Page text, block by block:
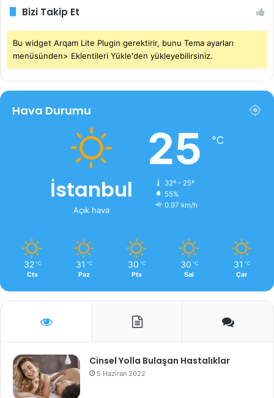
Bizi Takip Et
Bu widget Arqam Lite Plugin gerektirir, bunu Tema ayarları
menüsünden> Eklentileri Yükle'den yükleyebilirsiniz.
Hava Durumu
İstanbul
Açık hava
25 ℃
32º - 25º
55%
0.97 km/h
32 ℃
Cts
31 ℃
Paz
30 ℃
Pts
30 ℃
Sal
31 ℃
Çar
Cinsel Yolla Bulaşan Hastalıklar
5 Haziran 2022